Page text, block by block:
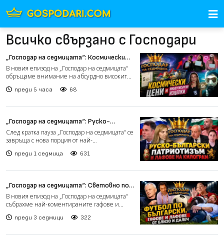
Всичко свързано с Господари
„Господар на седмицата“: Космически
цени и инфлуенсърски изцепки (видео)
В новия епизод на „Господар на седмицата“
обръщаме внимание на абсурдно високите
преди 5 часа 68
„Господар на седмицата“: Руско-
български патриотизъм, инфлуенсъри и
тарикати (видео)
След кратка пауза „Господар на седмицата“ се
завръща с нова порция от най-
преди 1 седмица 631
„Господар на седмицата“: Световно по
футбол, ДПС и гафове от близо и далеч
В новия епизод на „Господар на седмицата“
събрахме най-коментираните гафове и
преди 3 седмици 322